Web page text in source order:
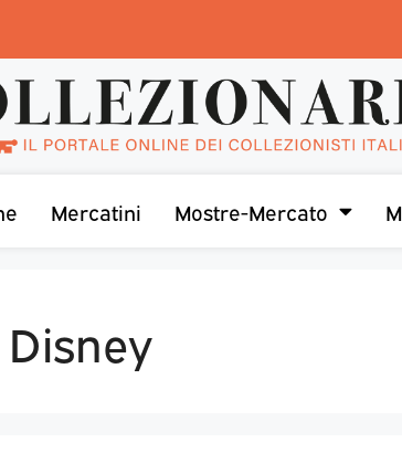
Mercatini Mostre-Mercato